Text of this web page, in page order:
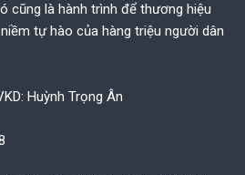
cũng là hành trình để thương hiệu
tự hào của hàng triệu người dân
Huỳnh Trọng Ân